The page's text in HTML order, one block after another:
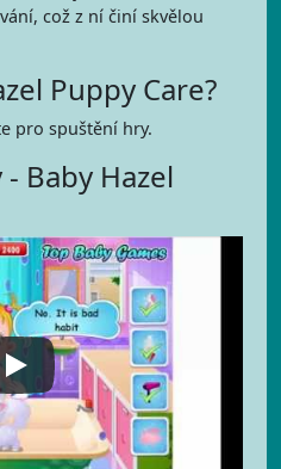
což z ní činí skvělou
Puppy Care?
pro spuštění hry.
Baby Hazel